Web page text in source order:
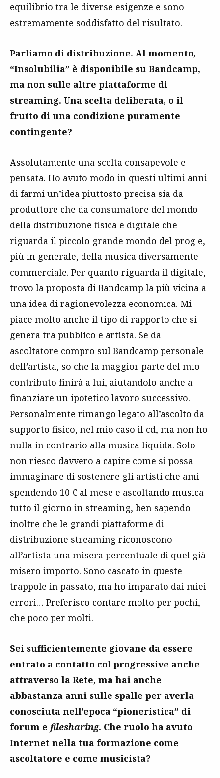
equilibrio tra le diverse esigenze e sono
estremamente soddisfatto del risultato.
Parliamo di distribuzione. Al momento,
“Insolubilia” è disponibile su Bandcamp,
ma non sulle altre piattaforme di
streaming. Una scelta deliberata, o il
frutto di una condizione puramente
contingente?
Assolutamente una scelta consapevole e
pensata. Ho avuto modo in questi ultimi anni
di farmi un’idea piuttosto precisa sia da
produttore che da consumatore del mondo
della distribuzione fisica e digitale che
riguarda il piccolo grande mondo del prog e,
più in generale, della musica diversamente
commerciale. Per quanto riguarda il digitale,
trovo la proposta di Bandcamp la più vicina a
una idea di ragionevolezza economica. Mi
piace molto anche il tipo di rapporto che si
genera tra pubblico e artista. Se da
ascoltatore compro sul Bandcamp personale
dell’artista, so che la maggior parte del mio
contributo finirà a lui, aiutandolo anche a
finanziare un ipotetico lavoro successivo.
Personalmente rimango legato all’ascolto da
supporto fisico, nel mio caso il cd, ma non ho
nulla in contrario alla musica liquida. Solo
non riesco davvero a capire come si possa
immaginare di sostenere gli artisti che ami
spendendo 10 € al mese e ascoltando musica
tutto il giorno in streaming, ben sapendo
inoltre che le grandi piattaforme di
distribuzione streaming riconoscono
all’artista una misera percentuale di quel già
misero importo. Sono cascato in queste
trappole in passato, ma ho imparato dai miei
errori… Preferisco contare molto per pochi,
che poco per molti.
Sei sufficientemente giovane da essere
entrato a contatto col progressive anche
attraverso la Rete, ma hai anche
abbastanza anni sulle spalle per averla
conosciuta nell’epoca “pioneristica” di
forum e filesharing. Che ruolo ha avuto
Internet nella tua formazione come
ascoltatore e come musicista?